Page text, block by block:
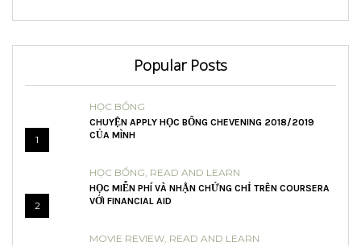
Popular Posts
1
HỌC BỔNG
CHUYỆN APPLY HỌC BỔNG CHEVENING 2018/2019
CỦA MÌNH
2
HỌC BỔNG, READ AND LEARN
HỌC MIỄN PHÍ VÀ NHẬN CHỨNG CHỈ TRÊN COURSERA
VỚI FINANCIAL AID
MOVIE REVIEW, READ AND LEARN